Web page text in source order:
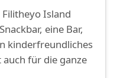
Filitheyo Island
eine Bar,
kinderfreundliches
für die ganze